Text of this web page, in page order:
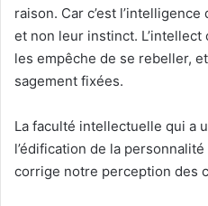
raison. Car c’est
et non leur instinct.
les empêche de se rebeller,
sagement fixées.
La faculté intellectuelle qui a
l’édification de la
corrige notre perception des